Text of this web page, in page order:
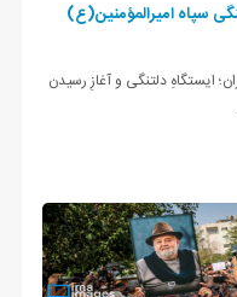
سپاه امیرالمؤمنین(ع)